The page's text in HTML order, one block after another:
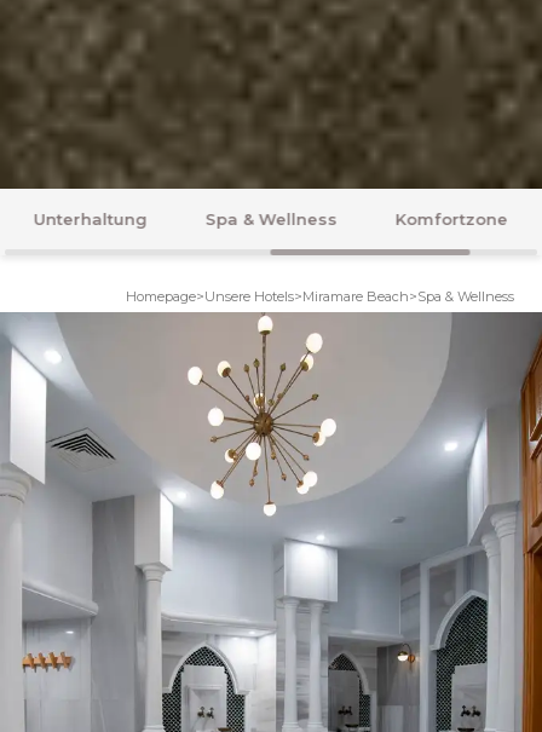
Zimmer Geschmäcker Strand & Pool
Homepage>Unsere Hotels>Miramare Beach>Spa & Wellness